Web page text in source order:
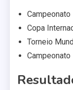
Copa
Torneio